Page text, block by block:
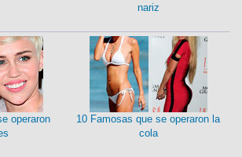
nariz
operaron
10 Famosas que se operaron la
cola